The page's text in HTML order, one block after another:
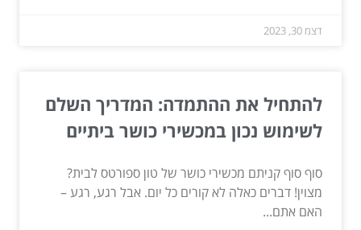
דצמ 30, 2023
להתחיל את ההתמדה: המדריך השלם
לשימוש נכון במכשירי כושר ביתיים
סוף סוף קניתם מכשירי כושר של טון ספורטס לבית?
מצוין! דברים כאלה לא קורים כל יום. אבל רגע, רגע –
האם אתם...